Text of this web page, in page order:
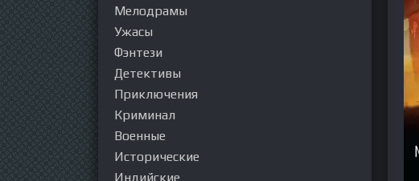
Мелодрамы
Ужасы
Фэнтези
Детективы
Приключения
Криминал
Военные
Исторические
Индийские